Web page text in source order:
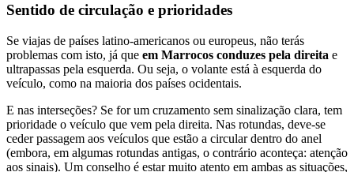
Sentido de circulação e prioridades
Se viajas de países latino-americanos ou europeus, não terás
problemas com isto, já que em Marrocos conduzes pela direita e
ultrapassas pela esquerda. Ou seja, o volante está à esquerda do
veículo, como na maioria dos países ocidentais.
E nas interseções? Se for um cruzamento sem sinalização clara, tem
prioridade o veículo que vem pela direita. Nas rotundas, deve-se
ceder passagem aos veículos que estão a circular dentro do anel
(embora, em algumas rotundas antigas, o contrário aconteça: atenção
aos sinais). Um conselho é estar muito atento em ambas as situações,